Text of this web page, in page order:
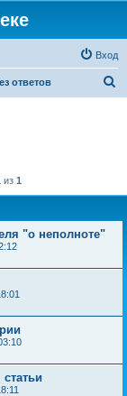
Вход
ответов
из 1
"о неполноте"